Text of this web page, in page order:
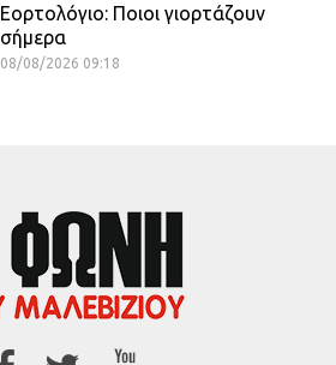
Εορτολόγιο: Ποιοι γιορτάζουν
σήμερα
08/08/2026 09:18